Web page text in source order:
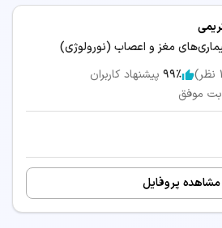
مغز و اعصاب (نورولوژی)
نظر) 99٪ پیشنهاد کاربران
موفق
مشاهده پروفایل